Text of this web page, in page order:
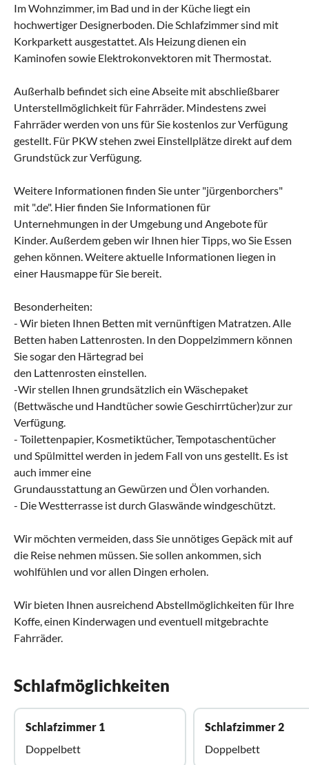
Im Wohnzimmer, im Bad und in der Küche liegt ein
hochwertiger Designerboden. Die Schlafzimmer sind mit
Korkparkett ausgestattet. Als Heizung dienen ein
Kaminofen sowie Elektrokonvektoren mit Thermostat.
Außerhalb befindet sich eine Abseite mit abschließbarer
Unterstellmöglichkeit für Fahrräder. Mindestens zwei
Fahrräder werden von uns für Sie kostenlos zur Verfügung
gestellt. Für PKW stehen zwei Einstellplätze direkt auf dem
Grundstück zur Verfügung.
Weitere Informationen finden Sie unter "jürgenborchers"
mit ".de". Hier finden Sie Informationen für
Unternehmungen in der Umgebung und Angebote für
Kinder. Außerdem geben wir Ihnen hier Tipps, wo Sie Essen
gehen können. Weitere aktuelle Informationen liegen in
einer Hausmappe für Sie bereit.
Besonderheiten:
- Wir bieten Ihnen Betten mit vernünftigen Matratzen. Alle
Betten haben Lattenrosten. In den Doppelzimmern können
Sie sogar den Härtegrad bei
den Lattenrosten einstellen.
-Wir stellen Ihnen grundsätzlich ein Wäschepaket
(Bettwäsche und Handtücher sowie Geschirrtücher)zur zur
Verfügung.
- Toilettenpapier, Kosmetiktücher, Tempotaschentücher
und Spülmittel werden in jedem Fall von uns gestellt. Es ist
auch immer eine
Grundausstattung an Gewürzen und Ölen vorhanden.
- Die Westterrasse ist durch Glaswände windgeschützt.
Wir möchten vermeiden, dass Sie unnötiges Gepäck mit auf
die Reise nehmen müssen. Sie sollen ankommen, sich
wohlfühlen und vor allen Dingen erholen.
Wir bieten Ihnen ausreichend Abstellmöglichkeiten für Ihre
Koffe, einen Kinderwagen und eventuell mitgebrachte
Fahrräder.
Schlafmöglichkeiten
Schlafzimmer 1
Doppelbett
Schlafzimmer 2
Doppelbett